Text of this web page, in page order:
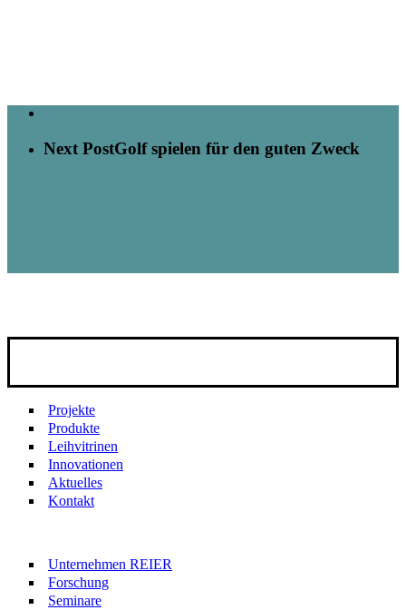
Next PostGolf spielen für den guten Zweck
Projekte
Produkte
Leihvitrinen
Innovationen
Aktuelles
Kontakt
Unternehmen REIER
Forschung
Seminare